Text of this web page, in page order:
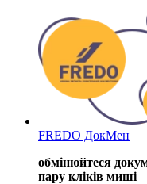
FREDO ДокМен
обмінюйтеся
пару кліків миші